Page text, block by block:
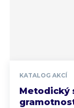
KATALOG AKCÍ
Metodický